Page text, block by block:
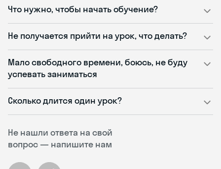
Не нашли ответа на свой
вопрос — напишите нам
Что нужно, чтобы начать обучение?
Не получается прийти на урок, что делать?
Мало свободного времени, боюсь, не буду
успевать заниматься
Сколько длится один урок?